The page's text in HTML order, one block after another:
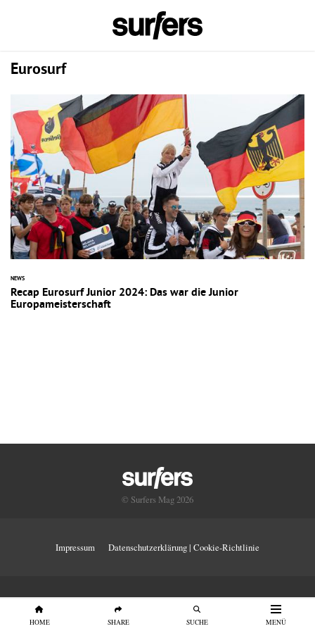
HOME SHARE SUCHE MENÜ
Eurosurf
NEWS
Recap Eurosurf Junior 2024: Das war die Junior
Europameisterschaft
© Surfers Mag 2026
Impressum Datenschutzerklärung | Cookie-Richtlinie